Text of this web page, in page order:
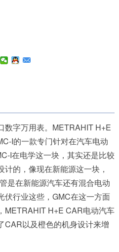
数字万用表。 METRAHIT H+E
I的一款专门针对在汽车电动
I在电学这一块，其实还是比较
的，像现在新能源这一块，
是在新能源汽车还有混合电动
行业这些， GMC在这一方面
， METRAHIT H+E CAR电动汽车
CAR以及橙色的机身设计来增